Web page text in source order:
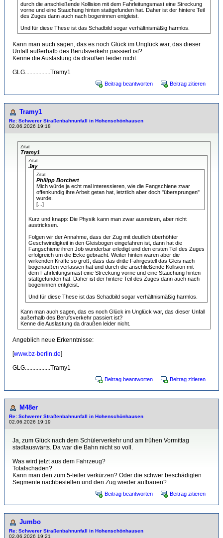
durch die anschließende Kollision mit dem Fahrleitungsmast eine Streckung
vorne und eine Stauchung hinten stattgefunden hat. Daher ist der hintere Teil
des Zuges dann auch nach bogeninnen entgleist.
Und für diese These ist das Schadbild sogar verhältnismäßig harmlos.
Kann man auch sagen, das es noch Glück im Unglück war, das dieser
Unfall außerhalb des Berufsverkehr passiert ist?
Kenne die Auslastung da draußen leider nicht.
GLG.................Tramy1
Beitrag beantworten Beitrag zitieren
Tramy1
Re: Schwerer Straßenbahnunfall in Hohenschönhausen
02.06.2026 19:18
Zitat
Tramy1
Zitat
Jay
Zitat
Philipp Borchert
Mich würde ja echt mal interessieren, wie die Fangschiene zwar
offenkundig ihre Arbeit getan hat, letztlich aber doch "übersprungen"
wurde.
[...]
Kurz und knapp: Die Physik kann man zwar ausreizen, aber nicht
austricksen.
Folgen wir der Annahme, dass der Zug mit deutlich überhöhter
Geschwindigkeit in den Gleisbogen eingefahren ist, dann hat die
Fangschiene ihren Job wunderbar erledigt und den ersten Teil des Zuges
erfolgreich um die Ecke gebracht. Weiter hinten waren aber die
wirkenden Kräfte so groß, dass das dritte Fahrgestell das Gleis nach
bogenaußen verlassen hat und durch die anschließende Kollision mit
dem Fahrleitungsmast eine Streckung vorne und eine Stauchung hinten
stattgefunden hat. Daher ist der hintere Teil des Zuges dann auch nach
bogeninnen entgleist.
Und für diese These ist das Schadbild sogar verhältnismäßig harmlos.
Kann man auch sagen, das es noch Glück im Unglück war, das dieser Unfall
außerhalb des Berufsverkehr passiert ist?
Kenne die Auslastung da draußen leider nicht.
Angeblich neue Erkenntnisse:
[www.bz-berlin.de]
GLG.................Tramy1
Beitrag beantworten Beitrag zitieren
M48er
Re: Schwerer Straßenbahnunfall in Hohenschönhausen
02.06.2026 19:19
Ja, zum Glück nach dem Schülerverkehr und am frühen Vormittag
stadtauswärts. Da war die Bahn nicht so voll.
Was wird jetzt aus dem Fahrzeug?
Totalschaden?
Kann man den zum 5-teiler verkürzen? Oder die schwer beschädigten
Segmente nachbestellen und den Zug wieder aufbauen?
Beitrag beantworten Beitrag zitieren
Jumbo
Re: Schwerer Straßenbahnunfall in Hohenschönhausen
02.06.2026 19:21